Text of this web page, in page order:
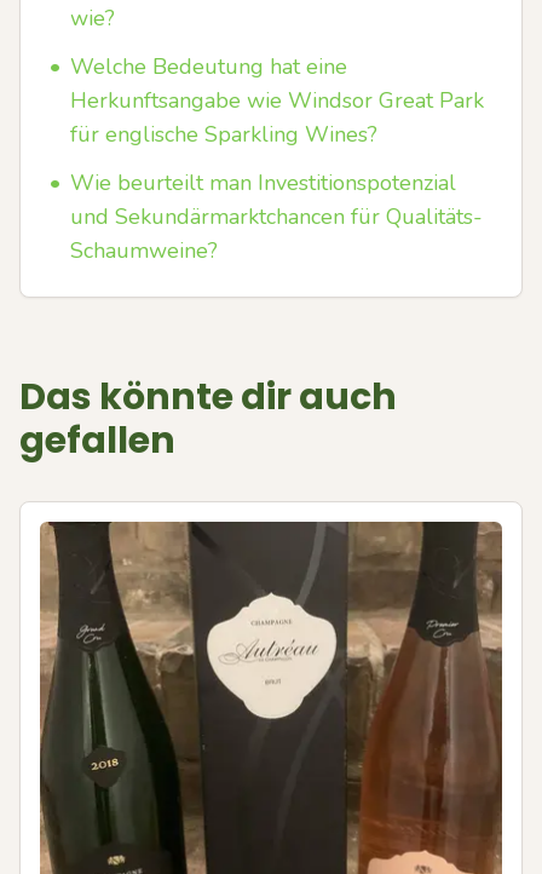
wie?
• Welche Bedeutung hat eine
Herkunftsangabe wie Windsor Great Park
für englische Sparkling Wines?
• Wie beurteilt man Investitionspotenzial
und Sekundärmarktchancen für Qualitäts-
Schaumweine?
Das könnte dir auch
gefallen